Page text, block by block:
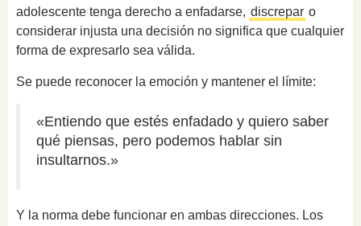
adolescente tenga derecho a enfadarse, discrepar o
considerar injusta una decisión no significa que cualquier
forma de expresarlo sea válida.
Se puede reconocer la emoción y mantener el límite:
«Entiendo que estés enfadado y quiero saber
qué piensas, pero podemos hablar sin
insultarnos.»
Y la norma debe funcionar en ambas direcciones. Los